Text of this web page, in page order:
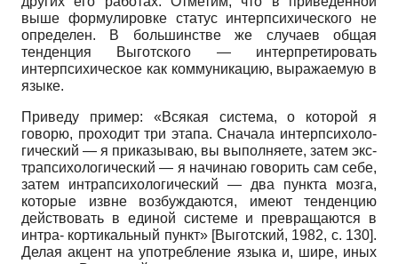
выше формулировке статус интерпсихического не
определен. В большинстве же случаев общая
тенденция Выготского — интерпретировать
интерпсихичес­кое как коммуникацию, выражаемую в
языке.
Приведу пример: «Всякая система, о которой я
говорю, проходит три этапа. Сначала интерпсихоло­
гический — я приказываю, вы выполняете, затем экс-
трапсихологический — я начинаю говорить сам себе,
затем интрапсихологический — два пункта мозга,
которые извне возбуждаются, имеют тенденцию
действовать в единой системе и превращаются в
интра- кортикальный пункт» [Выготский, 1982, с. 130].
Делая акцент на употребление языка и, шире, иных